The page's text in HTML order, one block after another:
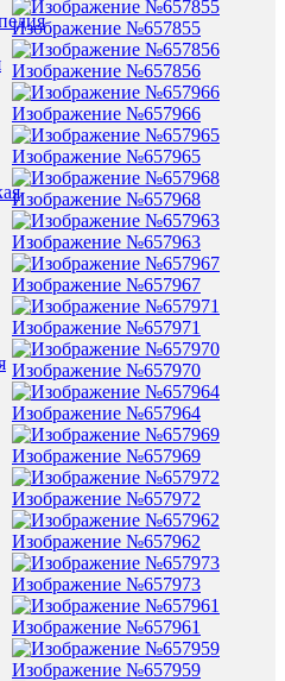
Изображение №657855
Изображение №657856
Изображение №657966
Изображение №657965
Изображение №657968
Изображение №657963
Изображение №657967
Изображение №657971
Изображение №657970
Изображение №657964
Изображение №657969
Изображение №657972
Изображение №657962
Изображение №657973
Изображение №657961
Изображение №657959